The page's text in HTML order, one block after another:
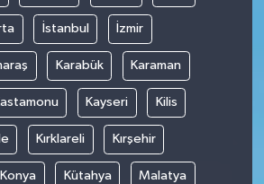
İstanbul İzmir
Karabük Karaman
Kayseri Kilis
Kırklareli Kırşehir
Konya Kütahya Malatya